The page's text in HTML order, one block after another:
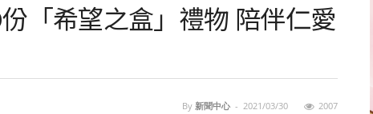
「希望之盒」禮物 陪伴仁愛
By 新聞中心 - 2021/03/30 2007